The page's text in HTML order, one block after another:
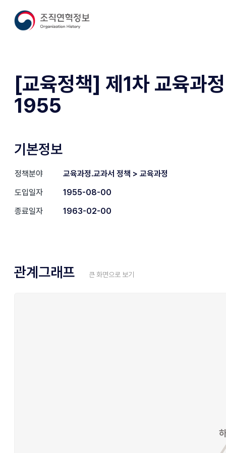
[교육정책] 제1차 교육과
1955
기본정보
정책분야
교육과정.교과서 정책 > 교육과정
도입일자
1955-08-00
종료일자
1963-02-00
관계그래프 큰 화면으로 보기